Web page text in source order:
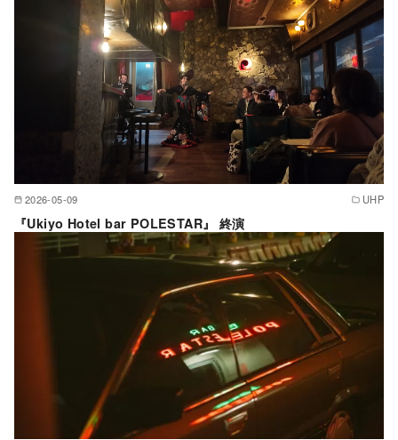
2026-05-09 UHP
『Ukiyo Hotel bar POLESTAR』 終演